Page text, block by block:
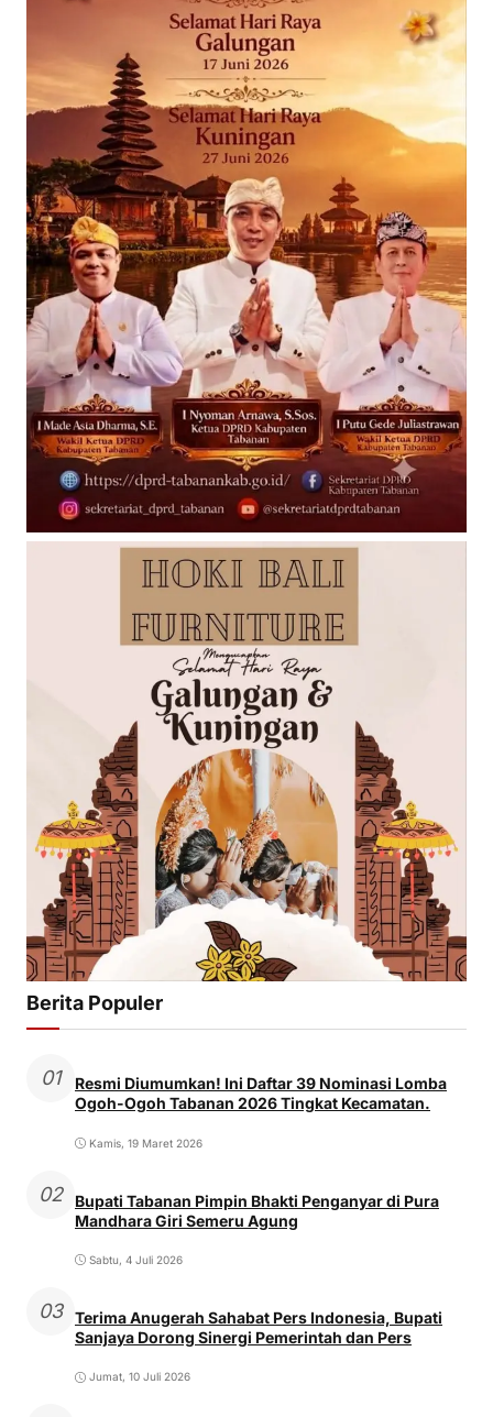
Berita Populer
01
Resmi Diumumkan! Ini Daftar 39 Nominasi Lomba
Ogoh-Ogoh Tabanan 2026 Tingkat Kecamatan.
Kamis, 19 Maret 2026
02
Bupati Tabanan Pimpin Bhakti Penganyar di Pura
Mandhara Giri Semeru Agung
Sabtu, 4 Juli 2026
03
Terima Anugerah Sahabat Pers Indonesia, Bupati
Sanjaya Dorong Sinergi Pemerintah dan Pers
Jumat, 10 Juli 2026